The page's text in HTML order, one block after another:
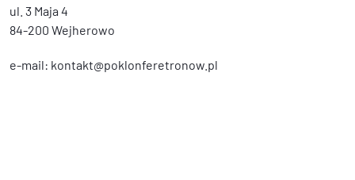
ul. 3 Maja 4
84-200 Wejherowo
e-mail: kontakt@poklonferetronow.pl